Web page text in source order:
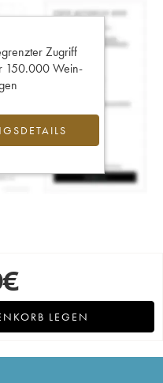
Zugriff
150.000 Wein-
€
LEGEN